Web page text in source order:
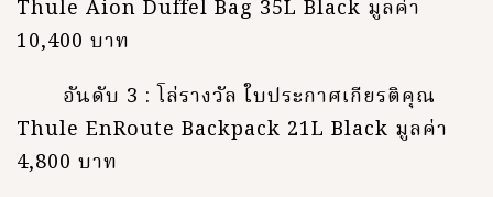
Thule Aion Duffel Bag 35L Black มูลค่า
10,400 บาท
อันดับ 3 : โล่รางวัล ใบประกาศเกียรติคุณ
Thule EnRoute Backpack 21L Black มูลค่า
4,800 บาท